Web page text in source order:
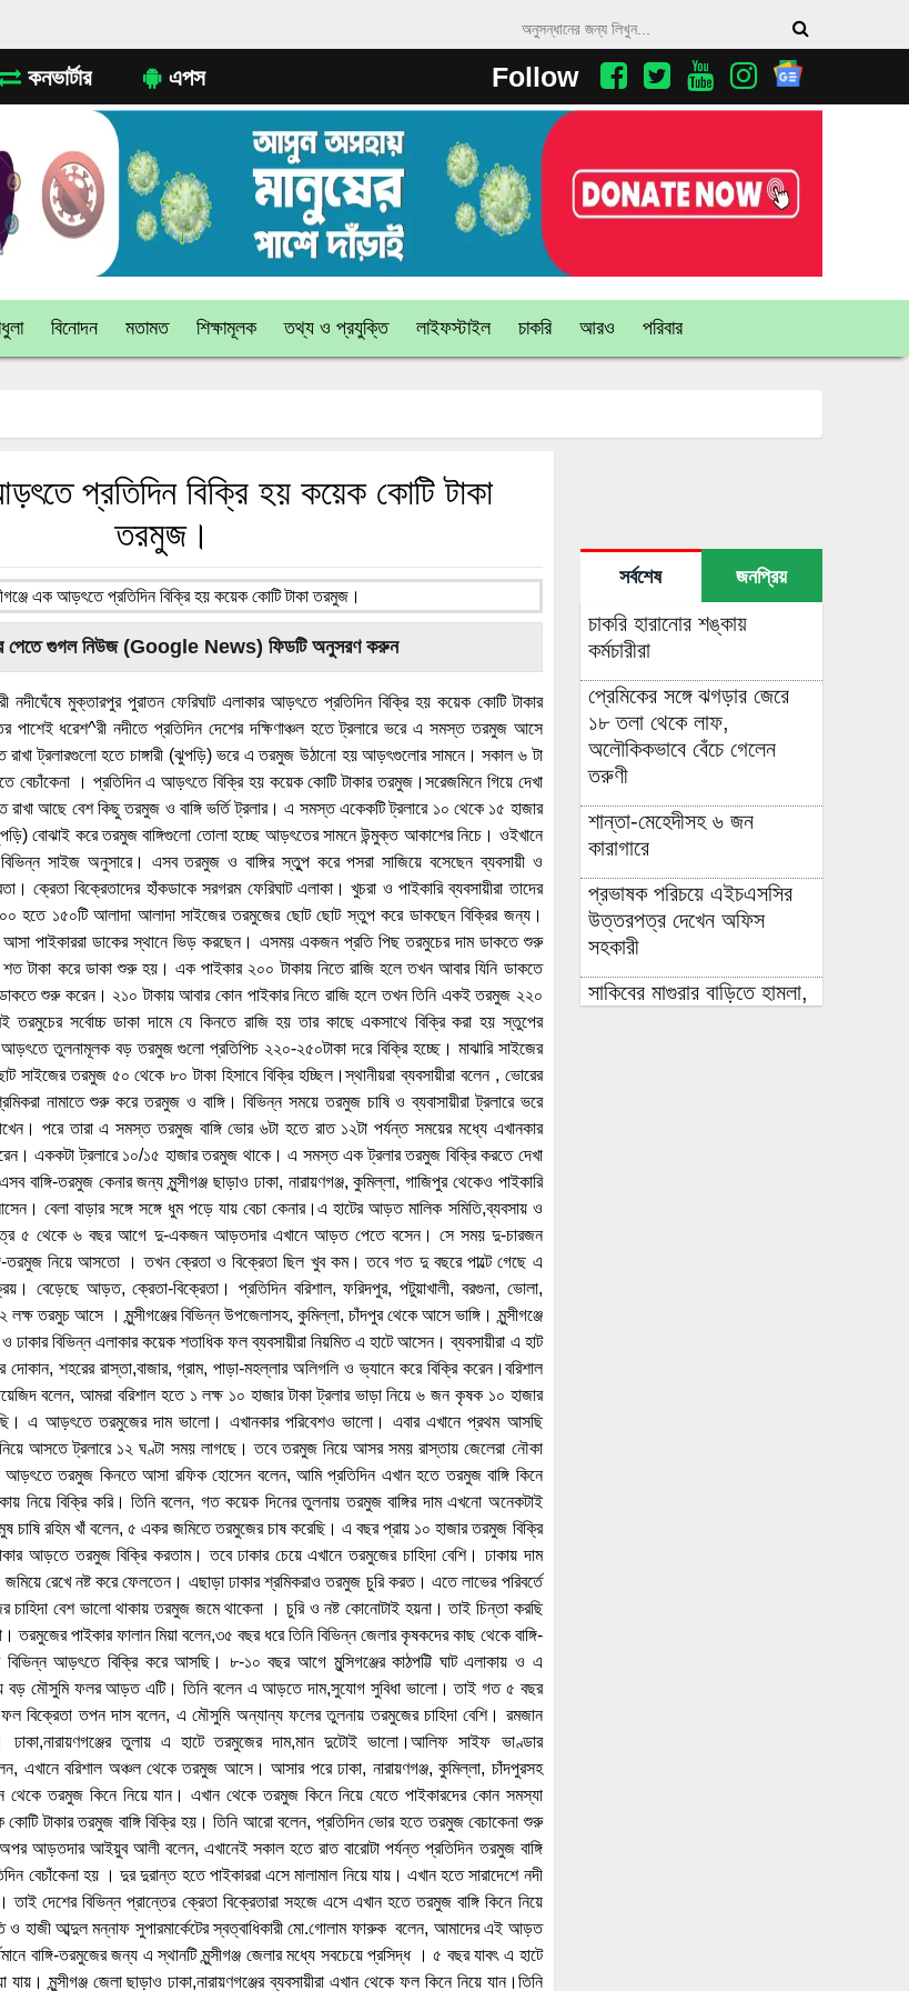
কনভার্টার এপস Follow
বিনোদন মতামত শিক্ষামূলক তথ্য ও প্রযুক্তি লাইফস্টাইল চাকরি আরও পরিবার
প্রতিদিন বিক্রি হয় কয়েক কোটি টাকা
তরমুজ।
খবর পেতে গুগল নিউজ (Google News) ফিডটি অনুসরণ করুন
নদীঘেঁষে মুক্তারপুর পুরাতন ফেরিঘাট এলাকার আড়ৎতে প্রতিদিন বিক্রি হয় কয়েক কোটি টাকার
ধরেশ^রী নদীতে প্রতিদিন দেশের দক্ষিণাঞ্চল হতে ট্রলারে ভরে এ সমস্ত তরমুজ আসে
রাখা ট্রলারগুলো হতে চাঙ্গারী (ঝুপড়ি) ভরে এ তরমুজ উঠানো হয় আড়ৎগুলোর সামনে। সকাল ৬ টা
বেচাঁকেনা । প্রতিদিন এ আড়ৎতে বিক্রি হয় কয়েক কোটি টাকার তরমুজ।সরেজমিনে গিয়ে দেখা
রাখা আছে বেশ কিছু তরমুজ ও বাঙ্গি ভর্তি ট্রলার। এ সমস্ত একেকটি ট্রলারে ১০ থেকে ১৫ হাজার
বোঝাই করে তরমুজ বাঙ্গিগুলো তোলা হচ্ছে আড়ৎতের সামনে উন্মুক্ত আকাশের নিচে। ওইখানে
সাইজ অনুসারে। এসব তরমুজ ও বাঙ্গির স্তুুপ করে পসরা সাজিয়ে বসেছেন ব্যবসায়ী ও
ক্রেতা বিক্রেতাদের হাঁকডাকে সরগরম ফেরিঘাট এলাকা। খুচরা ও পাইকারি ব্যবসায়ীরা তাদের
হতে ১৫০টি আলাদা আলাদা সাইজের তরমুজের ছোট ছোট স্তুপ করে ডাকছেন বিক্রির জন্য।
পাইকাররা ডাকের স্থানে ভিড় করছেন। এসময় একজন প্রতি পিছ তরমুচের দাম ডাকতে শুরু
করে ডাকা শুরু হয়। এক পাইকার ২০০ টাকায় নিতে রাজি হলে তখন আবার যিনি ডাকতে
শুরু করেন। ২১০ টাকায় আবার কোন পাইকার নিতে রাজি হলে তখন তিনি একই তরমুজ ২২০
সর্বোচ্চ ডাকা দামে যে কিনতে রাজি হয় তার কাছে একসাথে বিক্রি করা হয় স্তুপের
তুলনামূলক বড় তরমুজ গুলো প্রতিপিচ ২২০-২৫০টাকা দরে বিক্রি হচ্ছে। মাঝারি সাইজের
তরমুজ ৫০ থেকে ৮০ টাকা হিসাবে বিক্রি হচ্ছিল।স্থানীয়রা ব্যবসায়ীরা বলেন , ভোরের
নামাতে শুরু করে তরমুজ ও বাঙ্গি। বিভিন্ন সময়ে তরমুজ চাষি ও ব্যবাসায়ীরা ট্রলারে ভরে
পরে তারা এ সমস্ত তরমুজ বাঙ্গি ভোর ৬টা হতে রাত ১২টা পর্যন্ত সময়ের মধ্যে এখানকার
এককটা ট্রলারে ১০/১৫ হাজার তরমুজ থাকে। এ সমস্ত এক ট্রলার তরমুজ বিক্রি করতে দেখা
বাঙ্গি-তরমুজ কেনার জন্য মুন্সীগঞ্জ ছাড়াও ঢাকা, নারায়ণগঞ্জ, কুমিল্লা, গাজিপুর থেকেও পাইকারি
বেলা বাড়ার সঙ্গে সঙ্গে ধুম পড়ে যায় বেচা কেনার।এ হাটের আড়ত মালিক সমিতি,ব্যবসায় ও
৫ থেকে ৬ বছর আগে দু-একজন আড়তদার এখানে আড়ত পেতে বসেন। সে সময় দু-চারজন
তরমুজ নিয়ে আসতো । তখন ক্রেতা ও বিক্রেতা ছিল খুব কম। তবে গত দু বছরে পাল্টে গেছে এ
বেড়েছে আড়ত, ক্রেতা-বিক্রেতা। প্রতিদিন বরিশাল, ফরিদপুর, পটুয়াখালী, বরগুনা, ভোলা,
লক্ষ তরমুচ আসে । মুন্সীগঞ্জের বিভিন্ন উপজেলাসহ, কুমিল্লা, চাঁদপুর থেকে আসে ভাঙ্গি। মুন্সীগঞ্জে
ঢাকার বিভিন্ন এলাকার কয়েক শতাধিক ফল ব্যবসায়ীরা নিয়মিত এ হাটে আসেন। ব্যবসায়ীরা এ হাট
দোকান, শহরের রাস্তা,বাজার, গ্রাম, পাড়া-মহল্লার অলিগলি ও ভ্যানে করে বিক্রি করেন।বরিশাল
বলেন, আমরা বরিশাল হতে ১ লক্ষ ১০ হাজার টাকা ট্রলার ভাড়া নিয়ে ৬ জন কৃষক ১০ হাজার
এ আড়ৎতে তরমুজের দাম ভালো। এখানকার পরিবেশও ভালো। এবার এখানে প্রথম আসছি
আসতে ট্রলারে ১২ ঘণ্টা সময় লাগছে। তবে তরমুজ নিয়ে আসর সময় রাস্তায় জেলেরা নৌকা
তরমুজ কিনতে আসা রফিক হোসেন বলেন, আমি প্রতিদিন এখান হতে তরমুজ বাঙ্গি কিনে
নিয়ে বিক্রি করি। তিনি বলেন, গত কয়েক দিনের তুলনায় তরমুজ বাঙ্গির দাম এখনো অনেকটাই
চাষি রহিম খাঁ বলেন, ৫ একর জমিতে তরমুজের চাষ করেছি। এ বছর প্রায় ১০ হাজার তরমুজ বিক্রি
তরমুজ বিক্রি করতাম। তবে ঢাকার চেয়ে এখানে তরমুজের চাহিদা বেশি। ঢাকায় দাম
রেখে নষ্ট করে ফেলতেন। এছাড়া ঢাকার শ্রমিকরাও তরমুজ চুরি করত। এতে লাভের পরিবর্তে
বেশ ভালো থাকায় তরমুজ জমে থাকেনা । চুরি ও নষ্ট কোনোটাই হয়না। তাই চিন্তা করছি
পাইকার ফালান মিয়া বলেন,৩৫ বছর ধরে তিনি বিভিন্ন জেলার কৃষকদের কাছ থেকে বাঙ্গি-
বিভিন্ন আড়ৎতে বিক্রি করে আসছি। ৮-১০ বছর আগে মুন্সিগঞ্জের কাঠপট্টি ঘাট এলাকায় ও এ
বড় মৌসুমি ফলর আড়ত এটি। তিনি বলেন এ আড়তে দাম,সুযোগ সুবিধা ভালো। তাই গত ৫ বছর
বিক্রেতা তপন দাস বলেন, এ মৌসুমি অন্যান্য ফলের তুলনায় তরমুজের চাহিদা বেশি। রমজান
ঢাকা,নারায়ণগঞ্জের তুলায় এ হাটে তরমুজের দাম,মান দুটোই ভালো।আলিফ সাইফ ভাণ্ডার
এখানে বরিশাল অঞ্চল থেকে তরমুজ আসে। আসার পরে ঢাকা, নারায়ণগঞ্জ, কুমিল্লা, চাঁদপুরসহ
থেকে তরমুজ কিনে নিয়ে যান। এখান থেকে তরমুজ কিনে নিয়ে যেতে পাইকারদের কোন সমস্যা
টাকার তরমুজ বাঙ্গি বিক্রি হয়। তিনি আরো বলেন, প্রতিদিন ভোর হতে তরমুজ বেচাকেনা শুরু
আড়তদার আইয়ুব আলী বলেন, এখানেই সকাল হতে রাত বারোটা পর্যন্ত প্রতিদিন তরমুজ বাঙ্গি
বেচাঁকেনা হয় । দুর দুরান্ত হতে পাইকাররা এসে মালামাল নিয়ে যায়। এখান হতে সারাদেশে নদী
দেশের বিভিন্ন প্রান্তের ক্রেতা বিক্রেতারা সহজে এসে এখান হতে তরমুজ বাঙ্গি কিনে নিয়ে
হাজী আব্দুল মন্নাফ সুপারমার্কেটের স্বত্বাধিকারী মো.গোলাম ফারুক বলেন, আমাদের এই আড়ত
বাঙ্গি-তরমুজের জন্য এ স্থানটি মুন্সীগঞ্জ জেলার মধ্যে সবচেয়ে প্রসিদ্ধ । ৫ বছর যাবৎ এ হাটে
যায়। মুন্সীগঞ্জ জেলা ছাড়াও ঢাকা,নারায়ণগঞ্জের ব্যবসায়ীরা এখান থেকে ফল কিনে নিয়ে যান।তিনি
সর্বশেষ জনপ্রিয়
চাকরি হারানোর শঙ্কায়
কর্মচারীরা
প্রেমিকের সঙ্গে ঝগড়ার জেরে
১৮ তলা থেকে লাফ,
অলৌকিকভাবে বেঁচে গেলেন
তরুণী
শান্তা-মেহেদীসহ ৬ জন
কারাগারে
প্রভাষক পরিচয়ে এইচএসসির
উত্তরপত্র দেখেন অফিস
সহকারী
সাকিবের মাগুরার বাড়িতে হামলা,